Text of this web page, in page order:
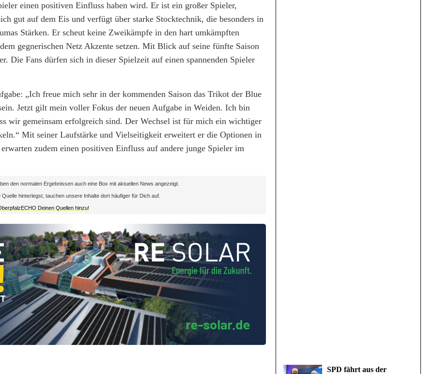
einen positiven Einfluss haben wird. Er ist ein großer Spieler,
gut auf dem Eis und verfügt über starke Stocktechnik, die besonders in
Stärken. Er scheut keine Zweikämpfe in den hart umkämpften
gegnerischen Netz Akzente setzen. Mit Blick auf seine fünfte Saison
Die Fans dürfen sich in dieser Spielzeit auf einen spannenden Spieler
„Ich freue mich sehr in der kommenden Saison das Trikot der Blue
Jetzt gilt mein voller Fokus der neuen Aufgabe in Weiden. Ich bin
wir gemeinsam erfolgreich sind. Der Wechsel ist für mich ein wichtiger
Mit seiner Laufstärke und Vielseitigkeit erweitert er die Optionen in
zudem einen positiven Einfluss auf andere junge Spieler im
den normalen Ergebnissen auch eine Box mit aktuellen News angezeigt.
hinterlegst, tauchen unsere Inhalte dort häufiger für Dich auf.
Deinen Quellen hinzu!
SPD fährt aus der